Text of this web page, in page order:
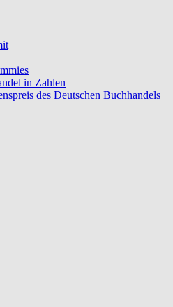
in Zahlen
des Deutschen Buchhandels